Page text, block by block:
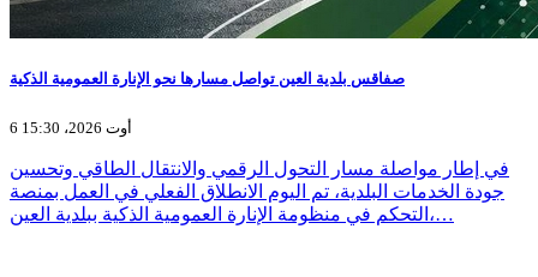
صفاقس بلدية العين تواصل مسارها نحو الإنارة العمومية الذكية
6 أوت 2026، 15:30
في إطار مواصلة مسار التحول الرقمي والانتقال الطاقي وتحسين
جودة الخدمات البلدية، تم اليوم الانطلاق الفعلي في العمل بمنصة
التحكم في منظومة الإنارة العمومية الذكية ببلدية العين،…